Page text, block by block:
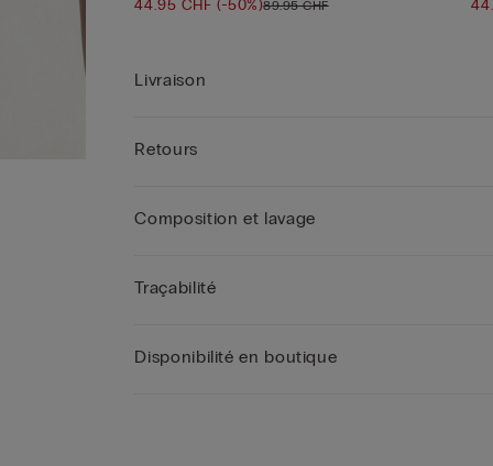
44.95 CHF (-50%)89.95 CHF
Livraison
Retours
Composition et lavage
Traçabilité
Disponibilité en boutique